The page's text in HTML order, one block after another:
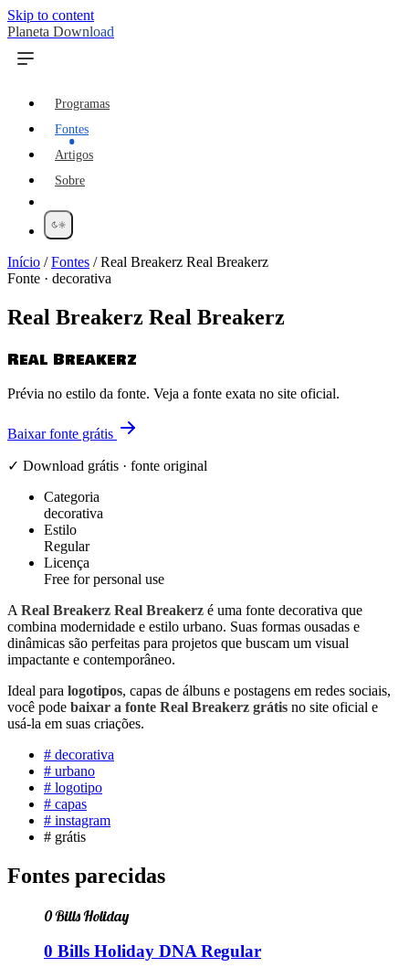
Skip to content
Planeta Download
Programas
Fontes
Artigos
Sobre
Início /Fontes /Real Breakerz Real Breakerz
Fonte · decorativa
Real Breakerz Real Breakerz
Real Breakerz
Prévia no estilo da fonte. Veja a fonte exata no site oficial.
Baixar fonte grátis
✓ Download grátis · fonte original
Categoria
decorativa
Estilo
Regular
Licença
Free for personal use
A Real Breakerz Real Breakerz é uma fonte decorativa que
combina modernidade e estilo urbano. Suas formas ousadas e
dinâmicas são perfeitas para projetos que buscam um visual
impactante e contemporâneo.
Ideal para logotipos, capas de álbuns e postagens em redes sociais,
você pode baixar a fonte Real Breakerz grátis no site oficial e
usá-la em suas criações.
# decorativa
# urbano
# logotipo
# capas
# instagram
# grátis
Fontes parecidas
0 Bills Holiday
0 Bills Holiday DNA Regular